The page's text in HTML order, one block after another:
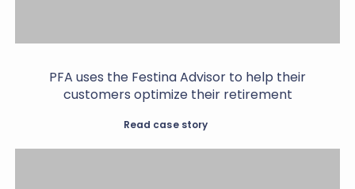
PFA uses the Festina Advisor to help their
customers optimize their retirement
Read case story